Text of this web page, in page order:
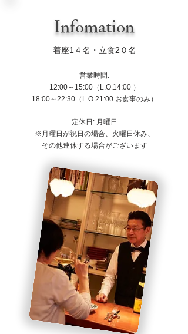
Infomation
着座1４名・立食2０名
営業時間:
12:00～15:00（L.O.14:00 ）
18:00～22:30（L.O.21:00 お食事のみ）
定休日: 月曜日
※月曜日が祝日の場合、火曜日休み、
その他連休する場合がございます